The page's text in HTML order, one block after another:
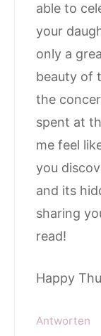
able to
your
only a
beauty of
the
spent at
me feel
you
and its
sharing
read!
Happy
Antworten